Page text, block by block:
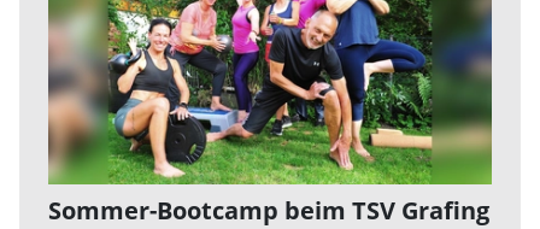
Sommer-Bootcamp beim TSV Grafing